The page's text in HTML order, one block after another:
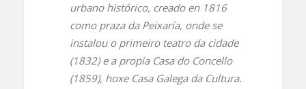
urbano histórico, creado en 1816
como praza da Peixaría, onde se
instalou o primeiro teatro da cidade
(1832) e a propia Casa do Concello
(1859), hoxe Casa Galega da Cultura.